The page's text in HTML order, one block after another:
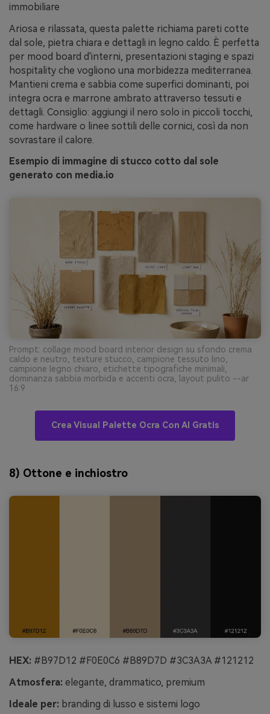
immobiliare
Ariosa e rilassata, questa palette richiama pareti cotte
dal sole, pietra chiara e dettagli in legno caldo. È perfetta
per mood board d'interni, presentazioni staging e spazi
hospitality che vogliono una morbidezza mediterranea.
Mantieni crema e sabbia come superfici dominanti, poi
integra ocra e marrone ambrato attraverso tessuti e
dettagli. Consiglio: aggiungi il nero solo in piccoli tocchi,
come hardware o linee sottili delle cornici, così da non
sovrastare il calore.
Esempio di immagine di stucco cotto dal sole
generato con media.io
Prompt: collage mood board interior design su sfondo crema
caldo e neutro, texture stucco, campione tessuto lino,
campione legno chiaro, etichette tipografiche minimali,
dominanza sabbia morbida e accenti ocra, layout pulito --ar
16:9
Crea Visual Palette Ocra Con AI Gratis
8) Ottone e inchiostro
HEX: #B97D12 #F0E0C6 #B89D7D #3C3A3A #121212
Atmosfera: elegante, drammatico, premium
Ideale per: branding di lusso e sistemi logo